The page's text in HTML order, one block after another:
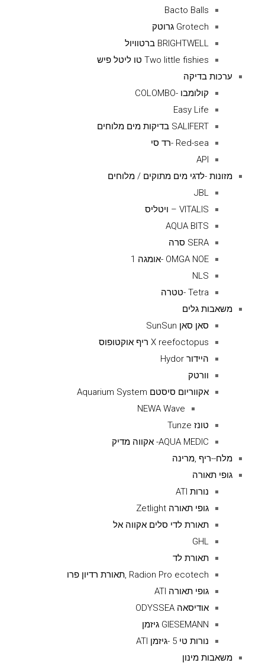
Bacto Balls
Grotech גרוטק
BRIGHTWELL ברטוויול
Two little fishies טו ליטל פיש
ערכות בדיקה
קולומבו -COLOMBO
Easy Life
SALIFERT בדיקות מים מלוחים
Red-sea -רד סי
API
מזונות -לדגי מים מתוקים / מלוחים
JBL
VITALIS – ויטליס
AQUA BITS
SERA סרה
OMGA NOE -אומגה 1
NLS
Tetra -טטרה
משאבות גלים
סאן סאן SunSun
X reefoctopus ריף אוקטופוס
היידור Hydor
וורטק
אקווריום סיסטם Aquarium System
NEWA Wave
טונז Tunze
AQUA MEDIC- אקווה מדיק
מלח--ריף ,מרינה
גופי תאורה
נורות ATI
גופי תאורה Zetlight
תאורת לדי סלים אקווה אל
GHL
תאורת לד
Radion Pro ecotech ,תאורת רדיון פרו
גופי תאורה ATI
אודיסאה ODYSSEA
GIESEMANN גיזמן
נורות טי 5 -גיזמן ATI
משאבות מינון